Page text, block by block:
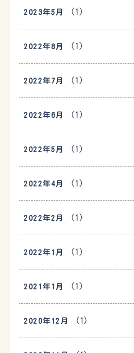
2023年5月 (1)
2022年8月 (1)
2022年7月 (1)
2022年6月 (1)
2022年5月 (1)
2022年4月 (1)
2022年2月 (1)
2022年1月 (1)
2021年1月 (1)
2020年12月 (1)